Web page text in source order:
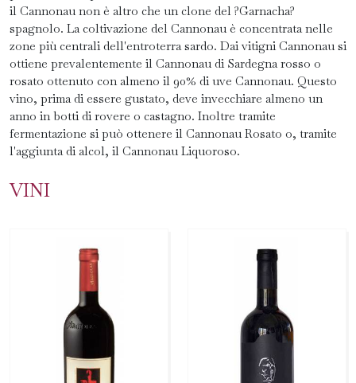
il Cannonau non è altro che un clone del ?Garnacha?
spagnolo. La coltivazione del Cannonau è concentrata nelle
zone più centrali dell'entroterra sardo. Dai vitigni Cannonau si
ottiene prevalentemente il Cannonau di Sardegna rosso o
rosato ottenuto con almeno il 90% di uve Cannonau. Questo
vino, prima di essere gustato, deve invecchiare almeno un
anno in botti di rovere o castagno. Inoltre tramite
fermentazione si può ottenere il Cannonau Rosato o, tramite
l'aggiunta di alcol, il Cannonau Liquoroso.
VINI